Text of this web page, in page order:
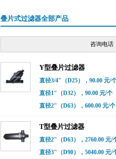
叠片式过滤器全部产品
咨询电话
Y型叠片过滤器
直径3/4″（D25），90.00 元/
直径1″（D32），90.00 元/个
直径2″（D63），600.00 元/个
T型叠片过滤器
直径2″（D63），2760.00 元/
直径3″（D90），5040.00 元/